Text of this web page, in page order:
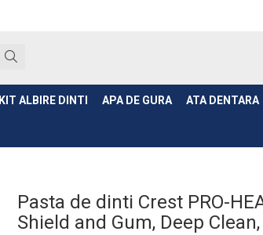
KIT ALBIRE DINTI APA DE GURA ATA DENTARA
Pasta de dinti Crest PRO-
Shield and Gum, Deep